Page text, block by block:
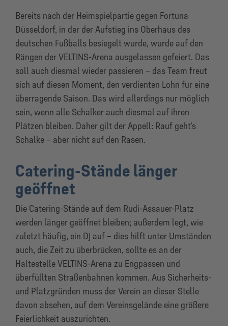
Bereits nach der Heimspielpartie gegen Fortuna
Düsseldorf, in der der Aufstieg ins Oberhaus des
deutschen Fußballs besiegelt wurde, wurde auf den
Rängen der VELTINS-Arena ausgelassen gefeiert. Das
soll auch diesmal wieder passieren – das Team freut
sich auf diesen Moment, den verdienten Lohn für eine
überragende Saison. Das wird allerdings nur möglich
sein, wenn alle Schalker auch diesmal auf ihren
Plätzen bleiben. Daher gilt der Appell: Rauf geht’s
Schalke – aber nicht auf den Rasen.
Catering-Stände länger
geöffnet
Die Catering-Stände auf dem Rudi-Assauer-Platz
werden länger geöffnet bleiben; außerdem legt, wie
zuletzt häufig, ein DJ auf – dies hilft unter Umständen
auch, die Zeit zu überbrücken, sollte es an der
Haltestelle VELTINS-Arena zu Engpässen und
überfüllten Straßenbahnen kommen. Aus Sicherheits-
und Platzgründen muss der Verein an dieser Stelle
davon absehen, auf dem Vereinsgelände eine größere
Feierlichkeit auszurichten.